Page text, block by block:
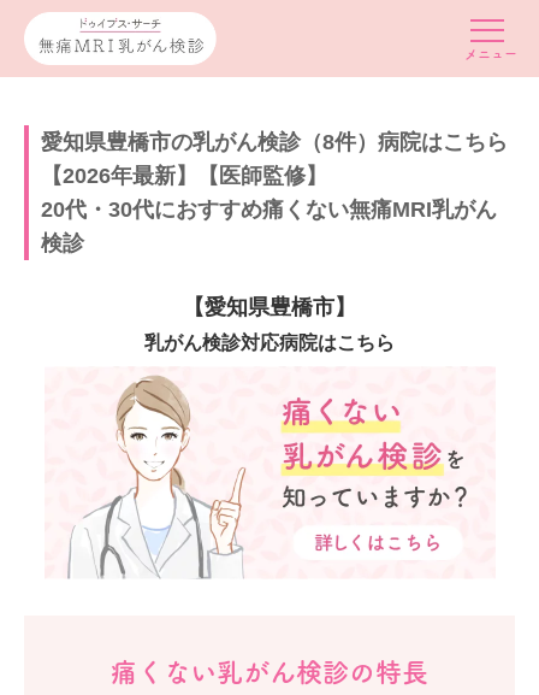
愛知県豊橋市の乳がん検診（8件）病院はこちら
【2026年最新】【医師監修】
20代・30代におすすめ痛くない無痛MRI乳がん
検診
【愛知県豊橋市】
乳がん検診対応病院はこちら
痛くない乳がん検診の特長